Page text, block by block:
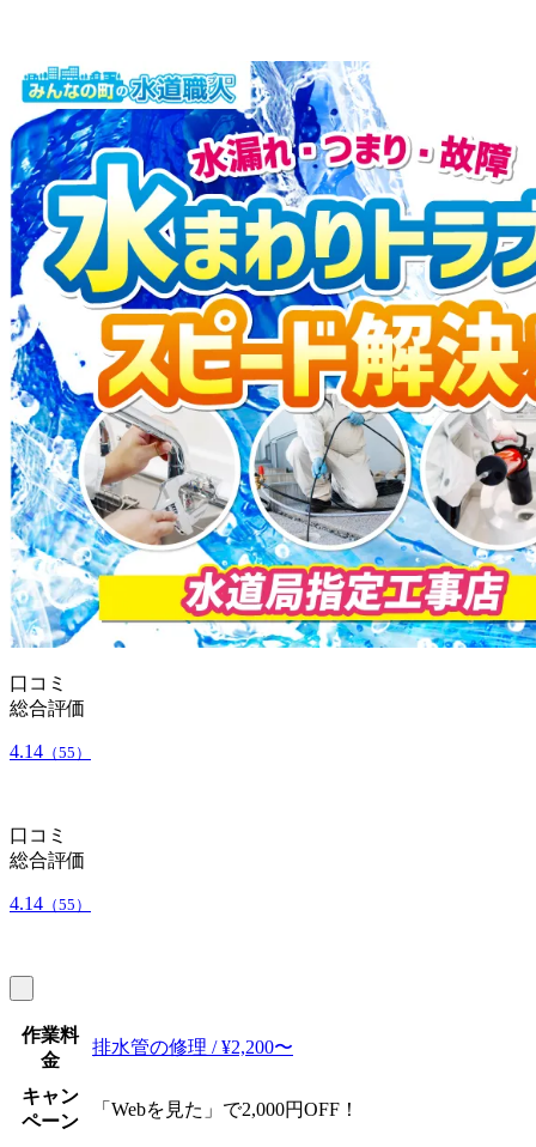
口コミ
総合評価
4.14 （55）
口コミ
総合評価
4.14 （55）
作業料
金
排水管の修理 / ¥2,200〜
キャン
ペーン
「Webを見た」で2,000円OFF！